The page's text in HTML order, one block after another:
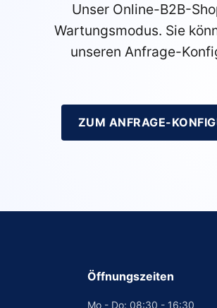
Unser Online-B2B-
Wartungsmodus. Sie
unseren Anfrage-
ZUM ANFRAGE-
Öffnungszeiten
Mo - Do: 08:30 - 16:30